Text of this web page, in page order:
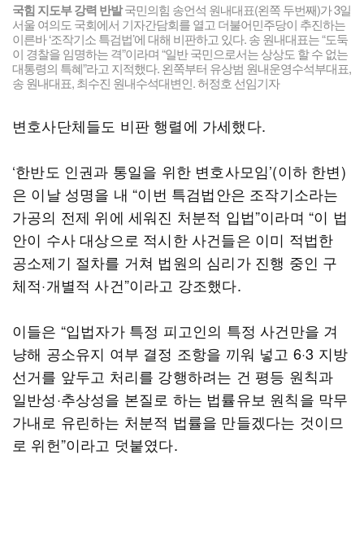
국힘 지도부 강력 반발국민의힘 송언석 원내대표(왼쪽 두번째)가 3일
서울 여의도 국회에서 기자간담회를 열고 더불어민주당이 추진하는
이른바 ‘조작기소 특검법’에 대해 비판하고 있다. 송 원내대표는 “도둑
이 경찰을 임명하는 격”이라며 “일반 국민으로서는 상상도 할 수 없는
대통령의 특혜”라고 지적했다. 왼쪽부터 유상범 원내운영수석부대표,
송 원내대표, 최수진 원내수석대변인. 허정호 선임기자
변호사단체들도 비판 행렬에 가세했다.
‘한반도 인권과 통일을 위한 변호사모임’(이하 한변)
은 이날 성명을 내 “이번 특검법안은 조작기소라는
가공의 전제 위에 세워진 처분적 입법”이라며 “이 법
안이 수사 대상으로 적시한 사건들은 이미 적법한
공소제기 절차를 거쳐 법원의 심리가 진행 중인 구
체적·개별적 사건”이라고 강조했다.
이들은 “입법자가 특정 피고인의 특정 사건만을 겨
냥해 공소유지 여부 결정 조항을 끼워 넣고 6·3 지방
선거를 앞두고 처리를 강행하려는 건 평등 원칙과
일반성·추상성을 본질로 하는 법률유보 원칙을 막무
가내로 유린하는 처분적 법률을 만들겠다는 것이므
로 위헌”이라고 덧붙였다.